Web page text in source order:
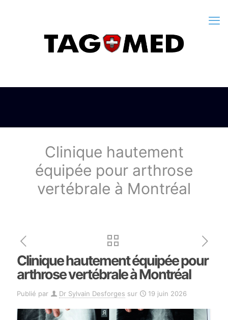
Clinique hautement
équipée pour arthrose
vertébrale à Montréal
Clinique hautement équipée pour
arthrose vertébrale à Montréal
Publié par Dr Sylvain Desforges sur 19 juin 2026